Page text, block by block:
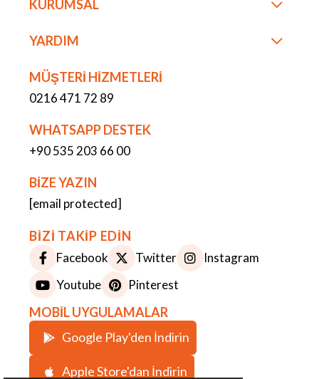
KURUMSAL
YARDIM
MÜŞTERİ HİZMETLERİ
0216 471 72 89
WHATSAPP DESTEK
+90 535 203 66 00
BİZE YAZIN
[email protected]
BİZİ TAKİP EDİN
Facebook Twitter
Instagram
Youtube
Pinterest
MOBİL UYGULAMALAR
Google Play'den İndirin
Apple Store'dan İndirin